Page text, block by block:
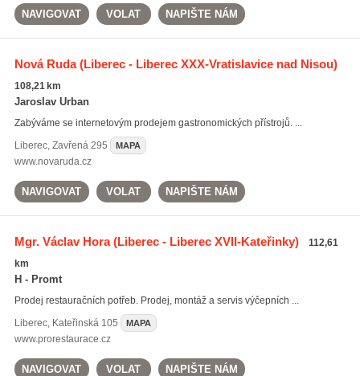
NAVIGOVAT VOLAT NAPIŠTE NÁM
Nová Ruda(Liberec - Liberec XXX-Vratislavice nad Nisou)
108,21 km
Jaroslav Urban
Zabýváme se internetovým prodejem gastronomických přístrojů. ...
Liberec, Zavřená 295 MAPA
www.novaruda.cz
NAVIGOVAT VOLAT NAPIŠTE NÁM
Mgr. Václav Hora(Liberec - Liberec XVII-Kateřinky)
112,61
km
H - Promt
Prodej restauračních potřeb. Prodej, montáž a servis výčepních ...
Liberec, Kateřinská 105 MAPA
www.prorestaurace.cz
NAVIGOVAT VOLAT NAPIŠTE NÁM